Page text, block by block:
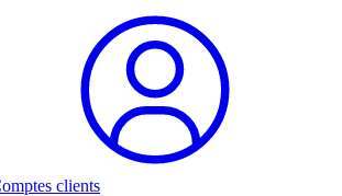
clients